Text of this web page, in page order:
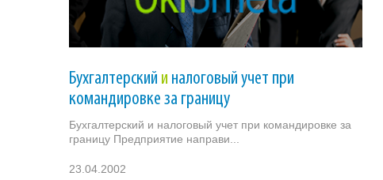
Бухгалтерский и налоговый учет при
командировке за границу
Бухгалтерский и налоговый учет при командировке за
границу Предприятие направи...
23.04.2002